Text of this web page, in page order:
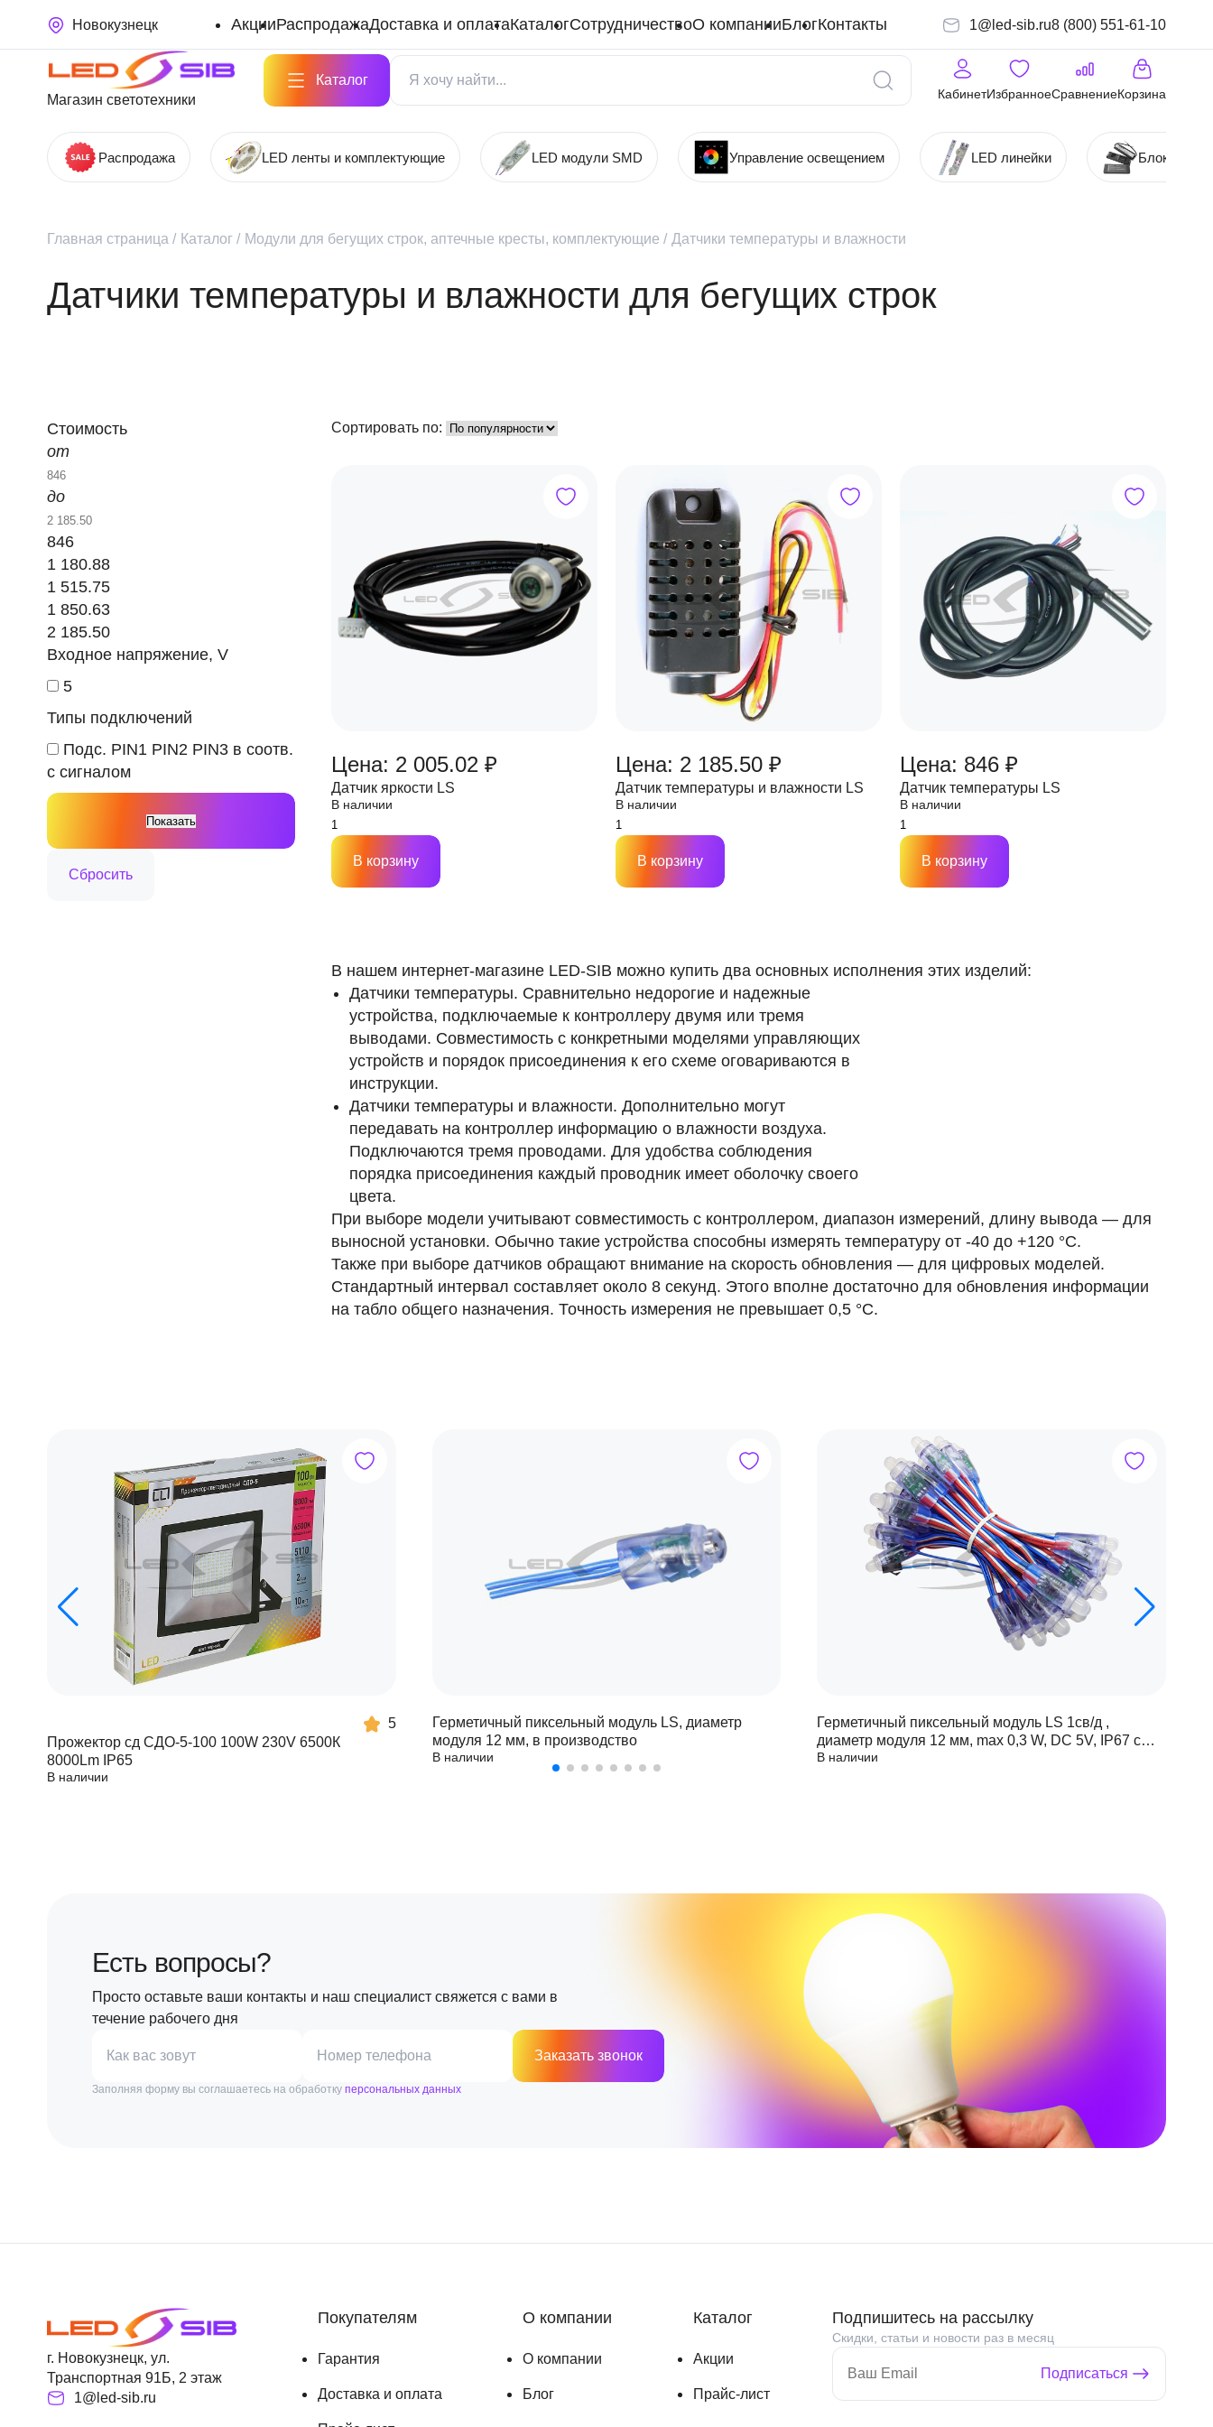
Новокузнецк АкцииРаспродажаДоставка и оплатаКаталогСотрудничествоО компанииБлогКонтакты 1@led-sib.ru8 (800) 551-61-10
Магазин светотехники
Каталог
КабинетИзбранноеСравнениеКорзина
Распродажа LED ленты и комплектующие LED модули SMD Управление освещением LED линейки Блоки
Главная страница / Каталог / Модули для бегущих строк, аптечные кресты, комплектующие / Датчики температуры и влажности
Датчики температуры и влажности для бегущих строк
Стоимость
от
до
846
1 180.88
1 515.75
1 850.63
2 185.50
Входное напряжение, V
5
Типы подключений
Подс. PIN1 PIN2 PIN3 в соотв.
с сигналом
Сортировать по:
Цена: 2 005.02 ₽
Датчик яркости LS
В наличии
В корзину
Цена: 2 185.50 ₽
Датчик температуры и влажности LS
В наличии
В корзину
Цена: 846 ₽
Датчик температуры LS
В наличии
В корзину
В нашем интернет-магазине LED-SIB можно купить два основных исполнения этих изделий:
Датчики температуры. Сравнительно недорогие и надежные
устройства, подключаемые к контроллеру двумя или тремя
выводами. Совместимость с конкретными моделями управляющих
устройств и порядок присоединения к его схеме оговариваются в
инструкции.
Датчики температуры и влажности. Дополнительно могут
передавать на контроллер информацию о влажности воздуха.
Подключаются тремя проводами. Для удобства соблюдения
порядка присоединения каждый проводник имеет оболочку своего
цвета.
При выборе модели учитывают совместимость с контроллером, диапазон измерений, длину вывода — для
выносной установки. Обычно такие устройства способны измерять температуру от -40 до +120 °C.
Также при выборе датчиков обращают внимание на скорость обновления — для цифровых моделей.
Стандартный интервал составляет около 8 секунд. Этого вполне достаточно для обновления информации
на табло общего назначения. Точность измерения не превышает 0,5 °C.
5
Прожектор сд СДО-5-100 100W 230V 6500К
8000Lm IP65
В наличии
Герметичный пиксельный модуль LS, диаметр
модуля 12 мм, в производство
В наличии
Герметичный пиксельный модуль LS 1св/д ,
диаметр модуля 12 мм, max 0,3 W, DC 5V, IP67 с
чипом 6803
В наличии
Есть вопросы?
Просто оставьте ваши контакты и наш специалист свяжется с вами в
течение рабочего дня
Как вас зовут Номер телефона Заказать звонок
Заполняя форму вы соглашаетесь на обработку персональных данных
г. Новокузнецк, ул.
Транспортная 91Б, 2 этаж
1@led-sib.ru
Покупателям
Гарантия
Доставка и оплата
О компании
О компании
Блог
Каталог
Акции
Прайс-лист
Подпишитесь на рассылку
Скидки, статьи и новости раз в месяц
Подписаться